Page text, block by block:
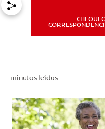
minutos leídos